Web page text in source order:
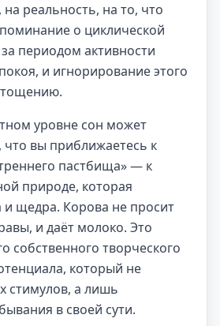
реальность, на то, что
о циклической
периодом активности
и игнорирование этого
уровне сон может
что вы приближаетесь к
пастбища» — к
природе, которая
и щедра. Корова не просит
и даёт молоко. Это
собственного творческого
который не
стимулов, а лишь
в своей сути.